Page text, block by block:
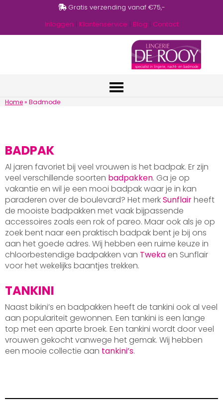
Gratis verzending vanaf €75,-
Inloggen | Klantenservice | Blog | Contact
Home» Badmode
BADPAK
Al jaren favoriet bij veel vrouwen is het badpak. Er zijn
veel verschillende soorten badpakken. Ga je op
vakantie en wil je een mooi badpak waar je in kan
paraderen over de boulevard? Het merkSunflairheeft
de mooiste badpakken met vaak bijpassende
accessoires zoals een rok of pareo. Maar ook als je op
zoek bent naar een praktisch badpak bent je bij ons
aan het goede adres. Wij hebben een ruime keuze in
chloorbestendige badpakken van Tweka en Sunflair
voor het wekelijks baantjes trekken.
TANKINI
Naast bikini’s en badpakken heeft de tankini ook al veel
aan populariteit gewonnen. Een tankini is een lange
top met een aparte broek. Een tankini wordt door veel
vrouwen gekocht vanwege het gemak. Wij hebben
een mooie collectie aan tankini’s.